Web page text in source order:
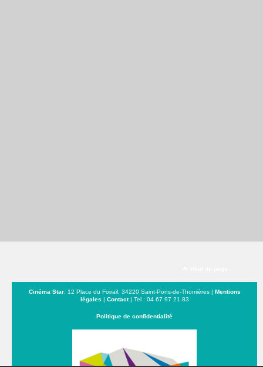
Cinéma Star, 12 Place du Foirail, 34220 Saint-Pons-de-Thomières | Mentions
légales | Contact| Tel : 04 67 97 21 83
Politique de confidentialité